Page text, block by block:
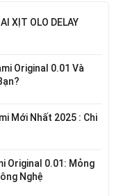
XỊT OLO DELAY
Original 0.01 Và
Mới Nhất 2025 : Chi
Original 0.01: Mỏng
Nghệ